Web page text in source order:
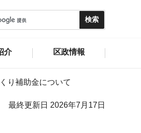
介 区政情報
り補助金について
最終更新日 2026年7月17日